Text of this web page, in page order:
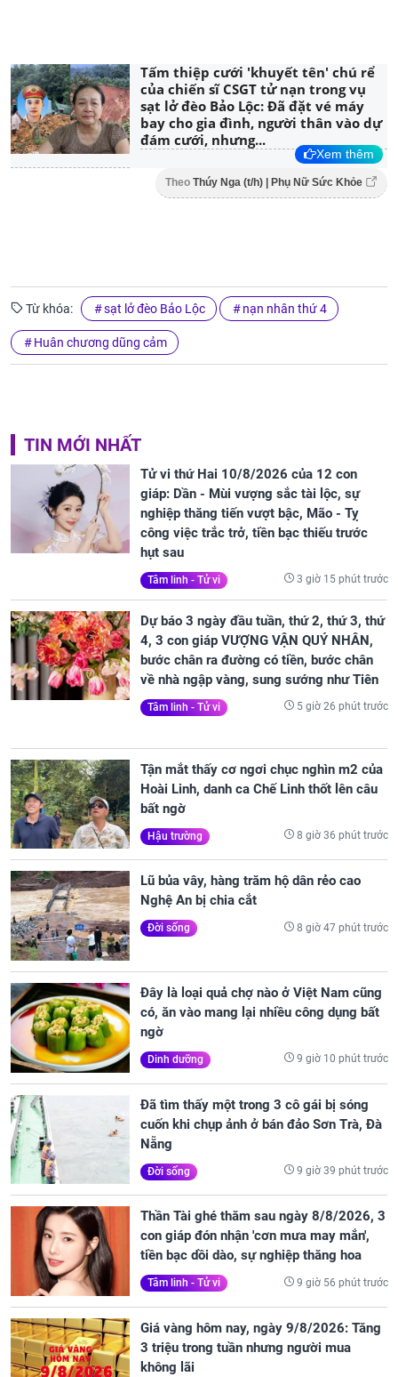
Tấm thiệp cưới 'khuyết tên' chú rể
của chiến sĩ CSGT tử nạn trong vụ
sạt lở đèo Bảo Lộc: Đã đặt vé máy
bay cho gia đình, người thân vào dự
đám cưới, nhưng...
Xem thêm
Theo Thúy Nga (t/h) | Phụ Nữ Sức Khỏe
Từ khóa: sạt lở đèo Bảo Lộc nạn nhân thứ 4
Huân chương dũng cảm
TIN MỚI NHẤT
Tử vi thứ Hai 10/8/2026 của 12 con
giáp: Dần - Mùi vượng sắc tài lộc, sự
nghiệp thăng tiến vượt bậc, Mão - Tỵ
công việc trắc trở, tiền bạc thiếu trước
hụt sau
Tâm linh - Tử vi 3 giờ 15 phút trước
Dự báo 3 ngày đầu tuần, thứ 2, thứ 3, thứ
4, 3 con giáp VƯỢNG VẬN QUÝ NHÂN,
bước chân ra đường có tiền, bước chân
về nhà ngập vàng, sung sướng như Tiên
Tâm linh - Tử vi 5 giờ 26 phút trước
Tận mắt thấy cơ ngơi chục nghìn m2 của
Hoài Linh, danh ca Chế Linh thốt lên câu
bất ngờ
Hậu trường 8 giờ 36 phút trước
Lũ bủa vây, hàng trăm hộ dân rẻo cao
Nghệ An bị chia cắt
Đời sống 8 giờ 47 phút trước
Đây là loại quả chợ nào ở Việt Nam cũng
có, ăn vào mang lại nhiều công dụng bất
ngờ
Dinh dưỡng 9 giờ 10 phút trước
Đã tìm thấy một trong 3 cô gái bị sóng
cuốn khi chụp ảnh ở bán đảo Sơn Trà, Đà
Nẵng
Đời sống 9 giờ 39 phút trước
Thần Tài ghé thăm sau ngày 8/8/2026, 3
con giáp đón nhận 'cơn mưa may mắn',
tiền bạc dồi dào, sự nghiệp thăng hoa
Tâm linh - Tử vi 9 giờ 56 phút trước
Giá vàng hôm nay, ngày 9/8/2026: Tăng
3 triệu trong tuần nhưng người mua
không lãi